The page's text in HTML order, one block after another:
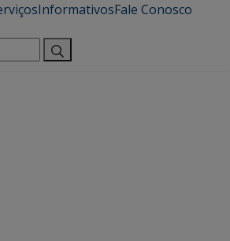
InformativosFale Conosco